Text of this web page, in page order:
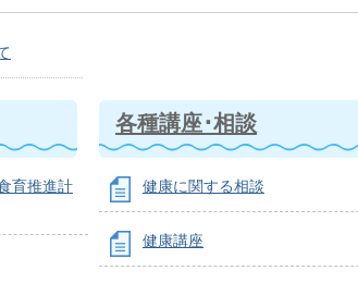
育推進計
各種講座･相談
健康に関する相談
健康講座